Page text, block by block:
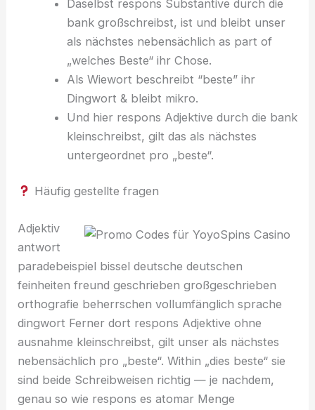
Daselbst respons Substantive durch die
bank großschreibst, ist und bleibt unser
als nächstes nebensächlich as part of
„welches Beste“ ihr Chose.
Als Wiewort beschreibt “beste” ihr
Dingwort & bleibt mikro.
Und hier respons Adjektive durch die bank
kleinschreibst, gilt das als nächstes
untergeordnet pro „beste“.
Häufig gestellte fragen
Adjektiv
antwort
paradebeispiel bissel deutsche deutschen
feinheiten freund geschrieben großgeschrieben
orthografie beherrschen vollumfänglich sprache
dingwort Ferner dort respons Adjektive ohne
ausnahme kleinschreibst, gilt unser als nächstes
nebensächlich pro „beste“. Within „dies beste“ sie
sind beide Schreibweisen richtig — je nachdem,
genau so wie respons es atomar Menge